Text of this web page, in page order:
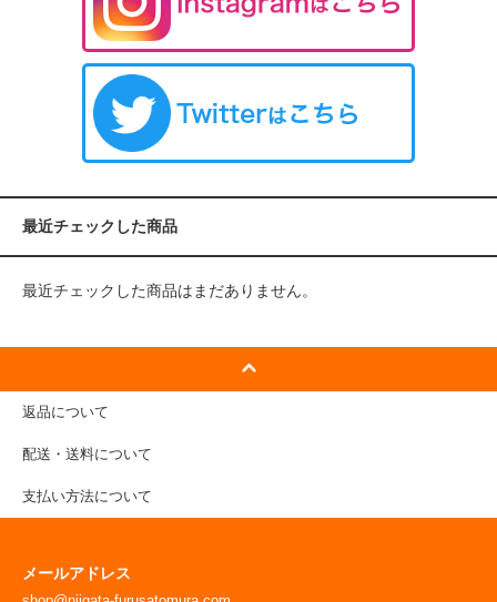
最近チェックした商品
最近チェックした商品はまだありません。
返品について
配送・送料について
支払い方法について
メールアドレス